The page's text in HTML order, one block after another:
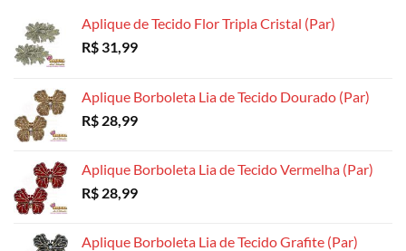
Aplique de Tecido Flor Tripla Cristal (Par)
R$ 31,99
Aplique Borboleta Lia de Tecido Dourado (Par)
R$ 28,99
Aplique Borboleta Lia de Tecido Vermelha (Par)
R$ 28,99
Aplique Borboleta Lia de Tecido Grafite (Par)